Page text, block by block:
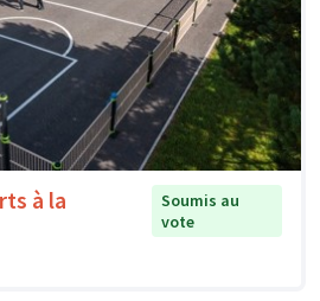
à la
Soumis au
vote